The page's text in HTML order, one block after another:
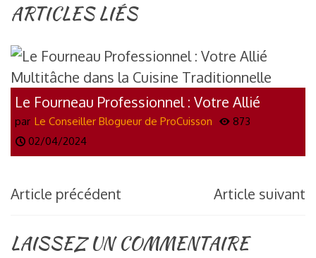
ARTICLES LIÉS
Le Fourneau Professionnel : Votre Allié
Multitâche dans la Cuisine Traditionnelle
par Le Conseiller Blogueur de ProCuisson
873
02/04/2024
Article précédent Article suivant
LAISSEZ UN COMMENTAIRE